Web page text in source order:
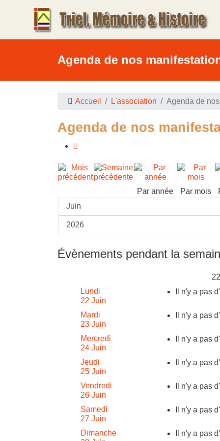
Agenda de nos
Accueil L'association Agenda de
Agenda de nos
Par année Par mois
Évènements pendant la
Lundi
22 Juin
Il n'y a pas
Mardi
23 Juin
Il n'y a pas
Mercredi
24 Juin
Il n'y a pas
Jeudi
25 Juin
Il n'y a pas
Vendredi
26 Juin
Il n'y a pas
Samedi
27 Juin
Il n'y a pas
Dimanche
Il n'y a pas